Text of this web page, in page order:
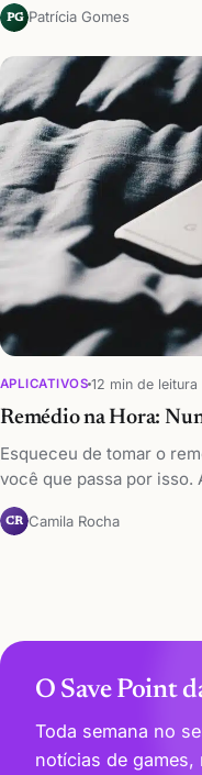
PG Patrícia Gomes
APLICATIVOS 12 min de leitura
Remédio na Hora:
Esqueceu de tomar o
você que passa por isso.
CR Camila Rocha
O Save Point
Toda semana no
notícias de